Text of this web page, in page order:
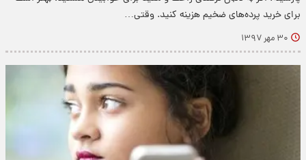
برای خرید پرده‌های ضخیم هزینه کنید. وقتی…
۳۰ مهر ۱۳۹۷